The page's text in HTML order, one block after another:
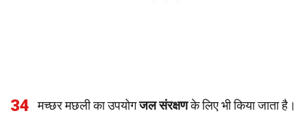
34 मच्छर मछली का उपयोगजल संरक्षणके लिए भी किया जाता है।